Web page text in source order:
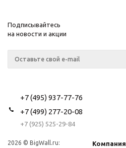
Подписывайтесь
на новости и акции
+7 (495) 937-77-76
+7 (499) 277-20-08
+7 (925) 525-29-84
2026 © BigWall.ru:
Компания